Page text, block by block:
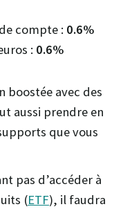
compte : 0.6%
: 0.6%
boostée avec des
aussi prendre en
que vous
pas d’accéder à
(ETF), il faudra